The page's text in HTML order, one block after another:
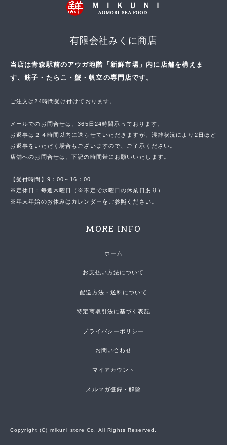
有限会社みくに商店
当店は青森駅前のアウガ地階「新鮮市場」内に店舗を構えま
す、筋子・たらこ・蟹・帆立の専門店です。
ご注文は24時間受け付けております。
メールでのお問合せは、365日24時間承っております。
お返事は２４時間以内に送らせていただきますが、混雑状況により2日ほど
お返事をいただく場合もございますので、ご了承ください。
店舗へのお問合せは、下記の時間帯にお願いいたします。
【受付時間】9：00～16：00
※定休日：毎週木曜日（※不定で水曜日の休業日あり）
※年末年始のお休みはカレンダーをご参照ください。
MORE INFO
ホーム
お支払い方法について
配送方法・送料について
特定商取引法に基づく表記
プライバシーポリシー
お問い合わせ
マイアカウント
メルマガ登録・解除
Copyright (C) mikuni store Co. All Rights Reserved.